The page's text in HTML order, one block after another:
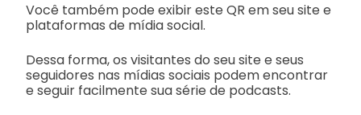
Você também pode exibir este QR em seu site e
plataformas de mídia social.
Dessa forma, os visitantes do seu site e seus
seguidores nas mídias sociais podem encontrar
e seguir facilmente sua série de podcasts.